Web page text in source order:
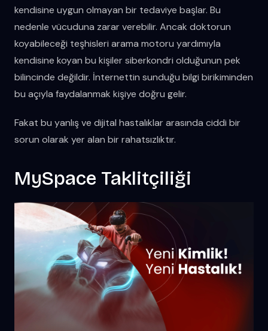
kendisine uygun olmayan bir tedaviye başlar. Bu
nedenle vücuduna zarar verebilir. Ancak doktorun
koyabileceği teşhisleri arama motoru yardımıyla
kendisine koyan bu kişiler siberkondri olduğunun pek
bilincinde değildir. İnternettin sunduğu bilgi birikiminden
bu açıyla faydalanmak kişiye doğru gelir.
Fakat bu yanlış ve dijital hastalıklar arasında ciddi bir
sorun olarak yer alan bir rahatsızlıktır.
MySpace Taklitçiliği